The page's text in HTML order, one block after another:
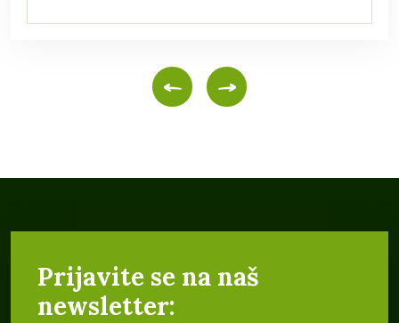
Prijavite se na naš
newsletter: